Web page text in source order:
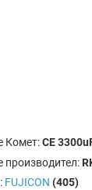
Комет:CE
FUJICON (405)